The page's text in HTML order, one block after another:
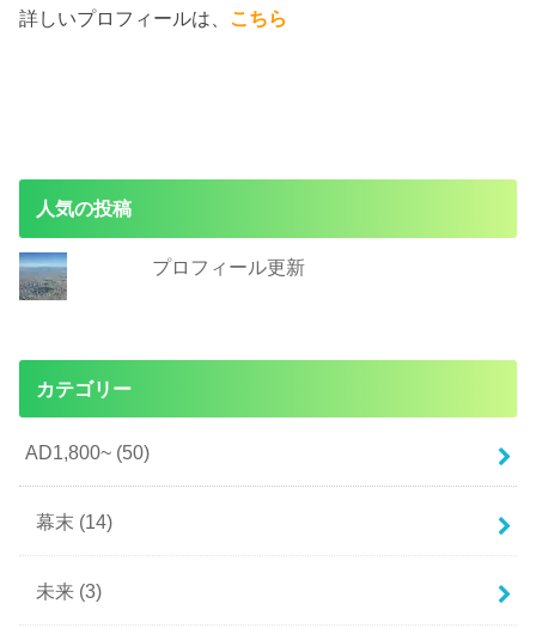
詳しいプロフィールは、 こちら
人気の投稿
プロフィール更新
カテゴリー
AD1,800~ (50)
幕末 (14)
未来 (3)